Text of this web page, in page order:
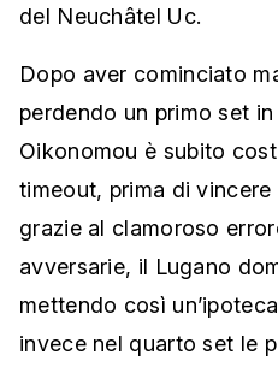
del Neuchâtel Uc.
Dopo aver cominciato
perdendo un primo set
Oikonomou è subito
timeout, prima di
grazie al clamoroso
avversarie, il Lugano
mettendo così
invece nel quarto set le